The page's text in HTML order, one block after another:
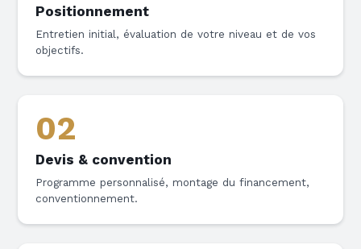
Positionnement
Entretien initial, évaluation de votre niveau et de vos
objectifs.
02
Devis & convention
Programme personnalisé, montage du financement,
conventionnement.